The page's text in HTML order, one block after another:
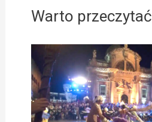
Warto przeczytać